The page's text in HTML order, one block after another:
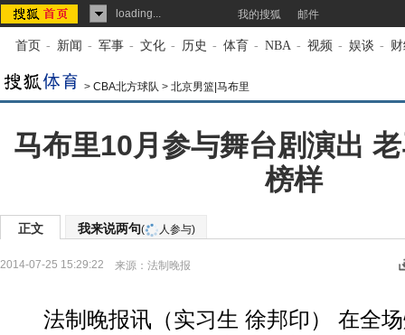
loading... 我的搜狐 邮件
首页 - 新闻 - 军事 - 文化 - 历史 - 体育 - NBA - 视频 - 娱谈 -
> CBA北方球队 > 北京男篮|马布里
马布里10月参与舞台剧演出
榜样
正文 我来说两句( 人参与)
2014-07-25 15:29:22 来源： 法制晚报
法制晚报讯（实习生 徐邦印） 在全场